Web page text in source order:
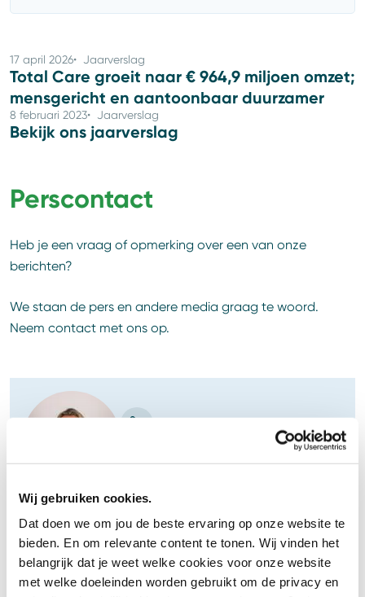
Wij gebruiken cookies.
Dat doen we om jou de beste ervaring op onze website te
bieden. En om relevante content te tonen. Wij vinden het
belangrijk dat je weet welke cookies voor onze website
met welke doeleinden worden gebruikt om de privacy en
17 april 2026 Jaarverslag
Total Care groeit naar € 964,9 miljoen omzet;
mensgericht en aantoonbaar duurzamer
8 februari 2023 Jaarverslag
Bekijk ons jaarverslag
Perscontact
Heb je een vraag of opmerking over een van onze
berichten?
We staan de pers en andere media graag te woord.
Neem contact met ons op.
Nicole van Eijk
Woordvoerder